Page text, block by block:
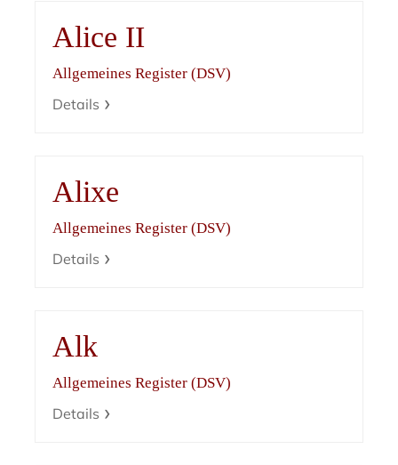
Alice II
Allgemeines Register (DSV)
Details
Alixe
Allgemeines Register (DSV)
Details
Alk
Allgemeines Register (DSV)
Details